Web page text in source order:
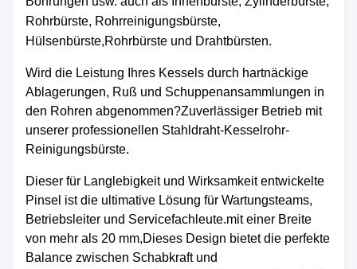
Rohrbürste, Rohrreinigungsbürste,
Hülsenbürste,Rohrbürste und Drahtbürsten.
Wird die Leistung Ihres Kessels durch hartnäckige
Ablagerungen, Ruß und Schuppenansammlungen in
den Rohren abgenommen?Zuverlässiger Betrieb mit
unserer professionellen Stahldraht-Kesselrohr-
Reinigungsbürste.
Dieser für Langlebigkeit und Wirksamkeit entwickelte
Pinsel ist die ultimative Lösung für Wartungsteams,
Betriebsleiter und Servicefachleute.mit einer Breite
von mehr als 20 mm,Dieses Design bietet die perfekte
Balance zwischen Schabkraft und